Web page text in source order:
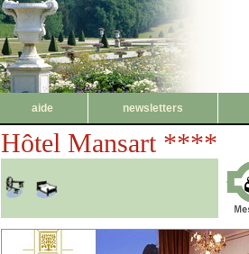
aide
newsletters
Hôtel Mansart ****